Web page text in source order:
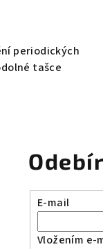
periodických
tašce
E-mail
Vložením e-